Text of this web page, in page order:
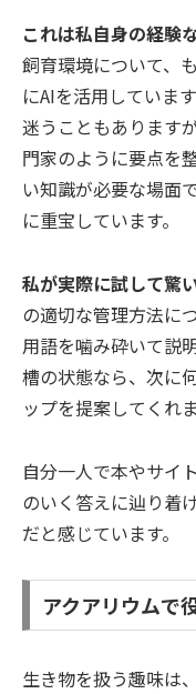
これは私自身の経験
飼育環境について、
にAIを活用していま
迷うこともあります
門家のように要点を
い知識が必要な場面
に重宝しています。
私が実際に試して驚
の適切な管理方法に
用語を噛み砕いて説
槽の状態なら、次に
ップを提案してくれ
自分一人で本やサイ
のいく答えに辿り着
だと感じています。
アクアリウムで
生き物を扱う趣味は